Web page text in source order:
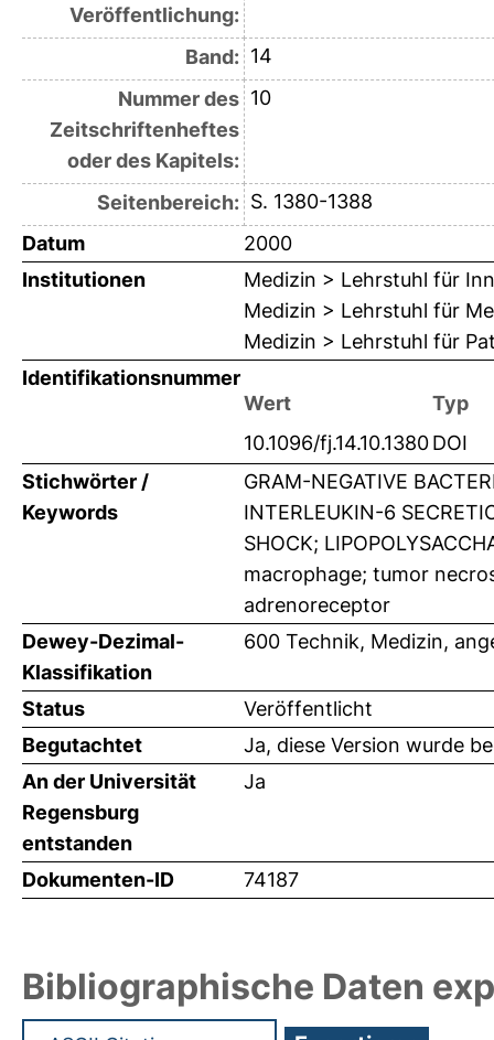
Veröffentlichung:
Band: 14
Nummer des
Zeitschriftenheftes
oder des Kapitels:
10
Seitenbereich: S. 1380-1388
Datum
2000
Institutionen
Medizin > Lehrstuhl für
Medizin > Lehrstuhl für
Medizin > Lehrstuhl für
Identifikationsnummer
Wert
Typ
10.1096/fj.14.10.1380DOI
Stichwörter /
Keywords
GRAM-NEGATIVE
INTERLEUKIN-6
SHOCK;
macrophage; tumor
adrenoreceptor
Dewey-Dezimal-
Klassifikation
600 Technik, Medizin,
Status
Veröffentlicht
Begutachtet
Ja, diese Version wurde
An der Universität
Regensburg
entstanden
Ja
Dokumenten-ID 74187
Bibliographische Daten